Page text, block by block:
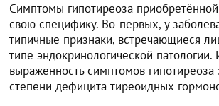
Симптомы гипотиреоза
свою специфику. Во-первых, у
типичные признаки, встречающиеся
типе эндокринологической патологии.
выраженность симптомов гипотиреоза
степени дефицита тиреоидных